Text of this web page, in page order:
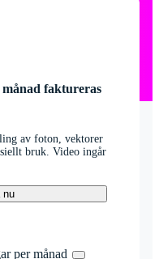
faktureras
av foton, vektorer
bruk. Video ingår
nu
per månad